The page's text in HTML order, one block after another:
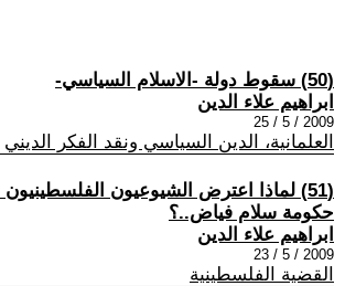
(50) سقوط دولة -الاسلام السياسي-
ابراهيم علاء الدين
2009 / 5 / 25
العلمانية، الدين السياسي ونقد الفكر الديني
(51) لماذا اعترض الشيوعيون
حكومة سلام فياض..؟
ابراهيم علاء الدين
2009 / 5 / 23
القضية الفلسطينية